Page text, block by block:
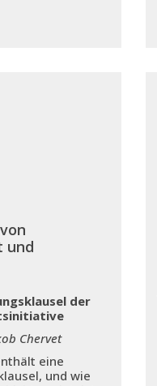
und
der
Chervet
eine
und wie